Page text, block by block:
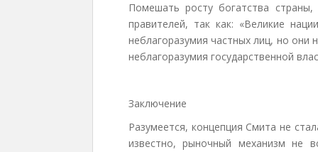
Помешать росту богатства
правителей, так как: «Великие
неблагоразумия частных лиц, но они
неблагоразумия государственной
Заключение
Разумеется, концепция Смита не
известно, рыночный механизм не